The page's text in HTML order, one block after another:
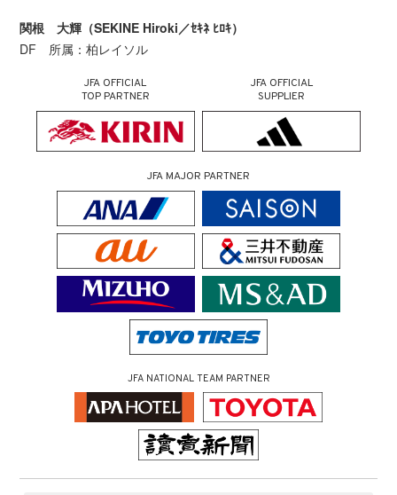
関根 大輝（SEKINE Hiroki／ｾｷﾈ ﾋﾛｷ）
DF 所属：柏レイソル
JFA OFFICIAL
TOP PARTNER
JFA OFFICIAL
SUPPLIER
JFA MAJOR PARTNER
JFA NATIONAL TEAM PARTNER